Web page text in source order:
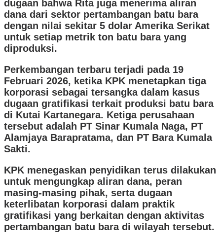
dugaan bahwa Rita juga menerima aliran
dana dari sektor pertambangan batu bara
dengan nilai sekitar 5 dolar Amerika Serikat
untuk setiap metrik ton batu bara yang
diproduksi.
Perkembangan terbaru terjadi pada 19
Februari 2026, ketika KPK menetapkan tiga
korporasi sebagai tersangka dalam kasus
dugaan gratifikasi terkait produksi batu bara
di Kutai Kartanegara. Ketiga perusahaan
tersebut adalah PT Sinar Kumala Naga, PT
Alamjaya Barapratama, dan PT Bara Kumala
Sakti.
KPK menegaskan penyidikan terus dilakukan
untuk mengungkap aliran dana, peran
masing-masing pihak, serta dugaan
keterlibatan korporasi dalam praktik
gratifikasi yang berkaitan dengan aktivitas
pertambangan batu bara di wilayah tersebut.